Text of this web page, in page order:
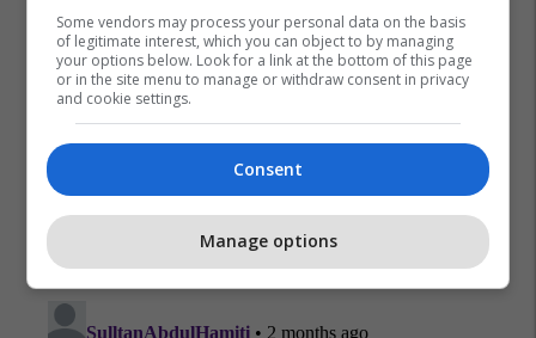
Some vendors may process your personal data on the basis
of legitimate interest, which you can object to by managing
your options below. Look for a link at the bottom of this page
or in the site menu to manage or withdraw consent in privacy
and cookie settings.
Consent
Manage options